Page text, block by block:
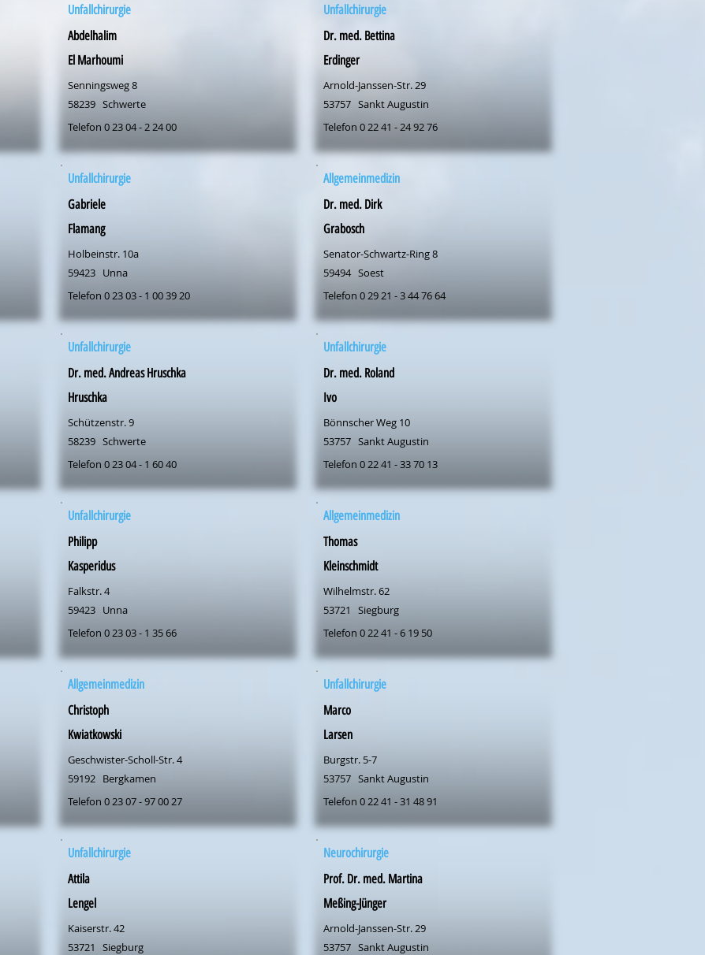
Unfallchirurgie
Abdelhalim
El Marhoumi
Senningsweg 8
58239 Schwerte
Telefon 0 23 04 - 2 24 00
Unfallchirurgie
Gabriele
Flamang
Holbeinstr. 10a
59423 Unna
Telefon 0 23 03 - 1 00 39 20
Unfallchirurgie
Dr. med. Andreas Hruschka
Hruschka
Schützenstr. 9
58239 Schwerte
Telefon 0 23 04 - 1 60 40
Unfallchirurgie
Philipp
Kasperidus
Falkstr. 4
59423 Unna
Telefon 0 23 03 - 1 35 66
Allgemeinmedizin
Christoph
Kwiatkowski
Geschwister-Scholl-Str. 4
59192 Bergkamen
Telefon 0 23 07 - 97 00 27
Unfallchirurgie
Attila
Lengel
Kaiserstr. 42
53721
Siegburg
Unfallchirurgie
Dr. med. Bettina
Erdinger
Arnold-Janssen-Str. 29
53757 Sankt Augustin
Telefon 0 22 41 - 24 92 76
Allgemeinmedizin
Dr. med. Dirk
Grabosch
Senator-Schwartz-Ring 8
59494 Soest
Telefon 0 29 21 - 3 44 76 64
Unfallchirurgie
Dr. med. Roland
Ivo
Bönnscher Weg 10
53757 Sankt Augustin
Telefon 0 22 41 - 33 70 13
Allgemeinmedizin
Thomas
Kleinschmidt
Wilhelmstr. 62
53721
Siegburg
Telefon 0 22 41 - 6 19 50
Unfallchirurgie
Marco
Larsen
Burgstr. 5-7
53757 Sankt Augustin
Telefon 0 22 41 - 31 48 91
Neurochirurgie
Prof. Dr. med. Martina
Meßing-Jünger
Arnold-Janssen-Str. 29
53757 Sankt Augustin